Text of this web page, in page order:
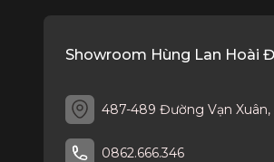
Showroom Hùng Lan Hoài
487-489 Đường Vạn
0862.666.346